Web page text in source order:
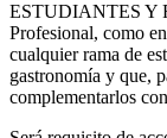
ESTUDIANTES Y
Profesional, como
cualquier rama de
gastronomía y que,
complementarlos